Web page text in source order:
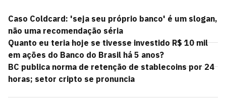
Caso Coldcard: 'seja seu próprio banco' é um slogan,
não uma recomendação séria
Quanto eu teria hoje se tivesse investido R$ 10 mil
em ações do Banco do Brasil há 5 anos?
BC publica norma de retenção de stablecoins por 24
horas; setor cripto se pronuncia